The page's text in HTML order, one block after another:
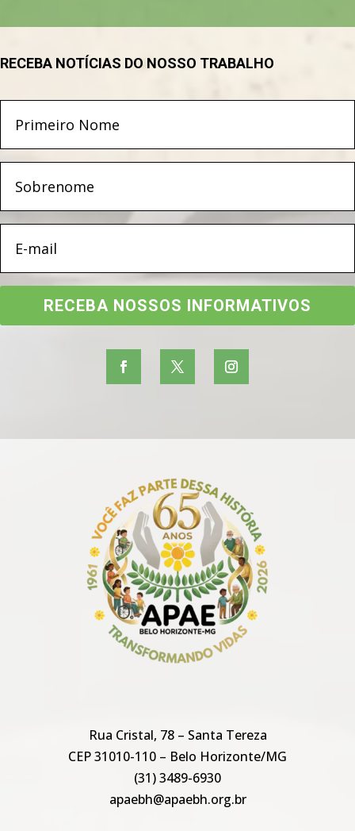
RECEBA NOTÍCIAS DO NOSSO TRABALHO
RECEBA NOSSOS INFORMATIVOS
Rua Cristal, 78 – Santa Tereza
CEP 31010-110 – Belo Horizonte/MG
(31) 3489-6930
apaebh@apaebh.org.br